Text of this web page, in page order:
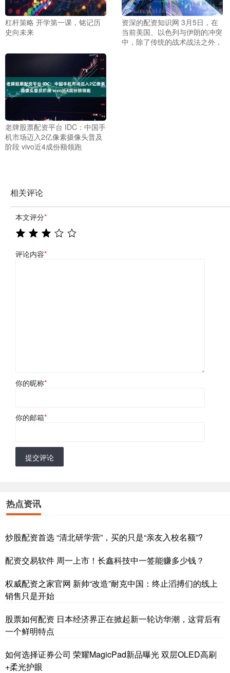
杠杆策略 开学第一课，铭记历
史向未来
资深的配资知识网 3月5日，在
当前美国、以色列与伊朗的冲突
中，除了传统的战术战法之外，
老牌股票配资平台 IDC：中国手
机市场迈入2亿像素摄像头普及
阶段 vivo近4成份额领跑
相关评论
本文评分*
评论内容*
你的昵称*
你的邮箱*
提交评论
热点资讯
炒股配资首选 “清北研学营”，买的只是“亲友入校名额”?
配资交易软件 周一上市！长鑫科技中一签能赚多少钱？
权威配资之家官网 新帅“改造”耐克中国：终止滔搏们的线上
销售只是开始
股票如何配资 日本经济界正在掀起新一轮访华潮，这背后有
一个鲜明特点
如何选择证券公司 荣耀MagicPad新品曝光 双层OLED高刷
+柔光护眼